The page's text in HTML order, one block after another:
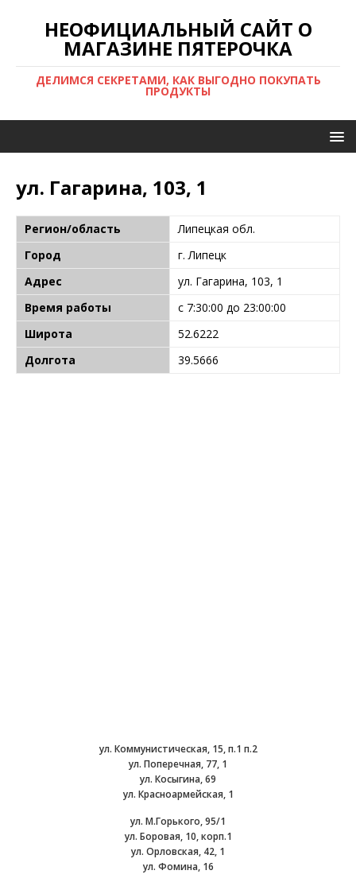
НЕОФИЦИАЛЬНЫЙ САЙТ О
МАГАЗИНЕ ПЯТЕРОЧКА
ДЕЛИМСЯ СЕКРЕТАМИ, КАК ВЫГОДНО ПОКУПАТЬ
ПРОДУКТЫ
ул. Гагарина, 103, 1
Регион/область
Липецкая обл.
Город
г. Липецк
Адрес
ул. Гагарина, 103, 1
Время работы
с 7:30:00 до 23:00:00
Широта
52.6222
Долгота
39.5666
ул. Коммунистическая, 15, п.1 п.2
ул. Поперечная, 77, 1
ул. Косыгина, 69
ул. Красноармейская, 1
ул. М.Горького, 95/1
ул. Боровая, 10, корп.1
ул. Орловская, 42, 1
ул. Фомина, 16